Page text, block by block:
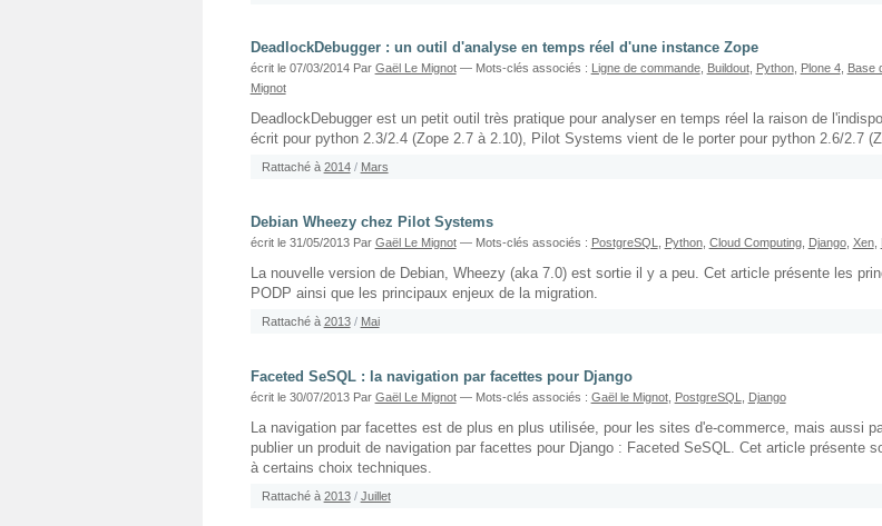
DeadlockDebugger : un outil d'analyse en temps réel d'une instance Zope
écrit le 07/03/2014 Par Gaël Le Mignot — Mots-clés associés : Ligne de commande, Buildout, Python, Plone 4, Base
Mignot
DeadlockDebugger est un petit outil très pratique pour analyser en temps réel la raison de
écrit pour python 2.3/2.4 (Zope 2.7 à 2.10), Pilot Systems vient de le porter pour python 2.6/2.7
Rattaché à 2014 / Mars
Debian Wheezy chez Pilot Systems
écrit le 31/05/2013 Par Gaël Le Mignot — Mots-clés associés : PostgreSQL Python, Cloud Computing, Django, Xen,
La nouvelle version de Debian, Wheezy (aka 7.0) est sortie il y a peu. Cet article présente les
PODP ainsi que les principaux enjeux de la migration.
Rattaché à 2013 / Mai
Faceted SeSQL : la navigation par facettes pour Django
écrit le 30/07/2013 Par Gaël Le Mignot — Mots-clés associés : Gaël le Mignot, PostgreSQL Django
La navigation par facettes est de plus en plus utilisée, pour les sites d'e-commerce, mais aussi
publier un produit de navigation par facettes pour Django : Faceted SeSQL. Cet article présente
à certains choix techniques.
Rattaché à 2013 / Juillet